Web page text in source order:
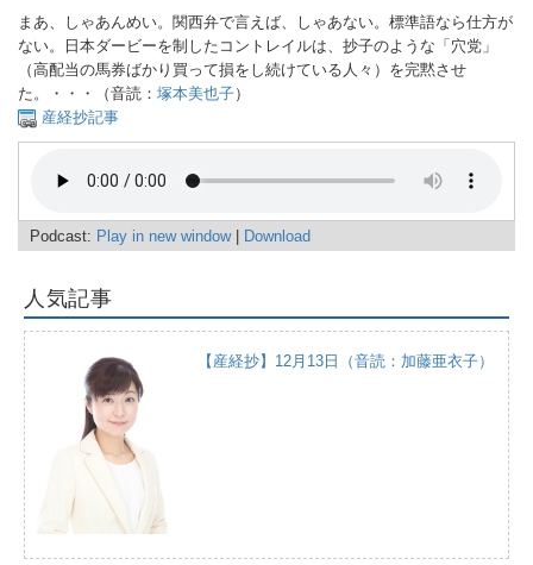
まあ、しゃあんめい。関西弁で言えば、しゃあない。標準語なら仕方が
ない。日本ダービーを制したコントレイルは、抄子のような「穴党」
（高配当の馬券ばかり買って損をし続けている人々）を完黙させ
た。・・・（音読： 塚本美也子）
産経抄記事
Podcast: Play in new window| Download
人気記事
【産経抄】12月13日（音読：加藤亜衣子）